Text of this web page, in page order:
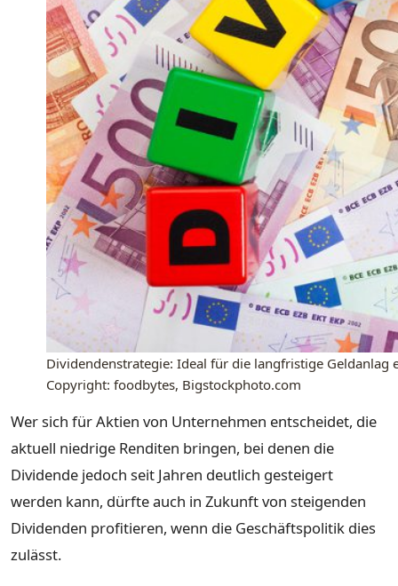
Dividendenstrategie: Ideal für die langfristige Geldanlag
Copyright: foodbytes, Bigstockphoto.com
Wer sich für Aktien von Unternehmen entscheidet, die
aktuell niedrige Renditen bringen, bei denen die
Dividende jedoch seit Jahren deutlich gesteigert
werden kann, dürfte auch in Zukunft von steigenden
Dividenden profitieren, wenn die Geschäftspolitik dies
zulässt.